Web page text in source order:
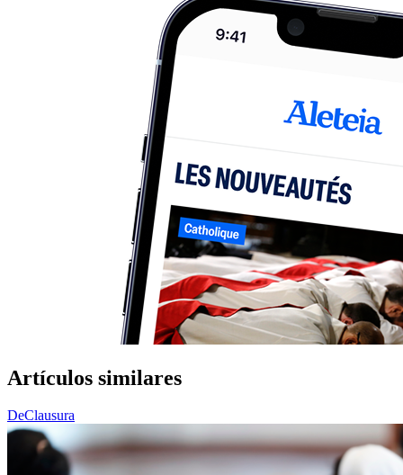
Artículos similares
DeClausura